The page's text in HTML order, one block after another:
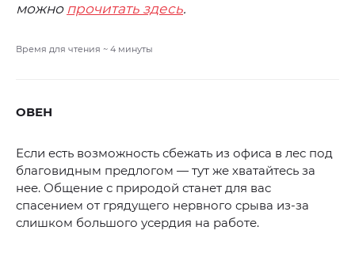
можно прочитать здесь.
Время для чтения ~ 4 минуты
ОВЕН
Если есть возможность сбежать из офиса в лес под
благовидным предлогом — тут же хватайтесь за
нее. Общение с природой станет для вас
спасением от грядущего нервного срыва из-за
слишком большого усердия на работе.